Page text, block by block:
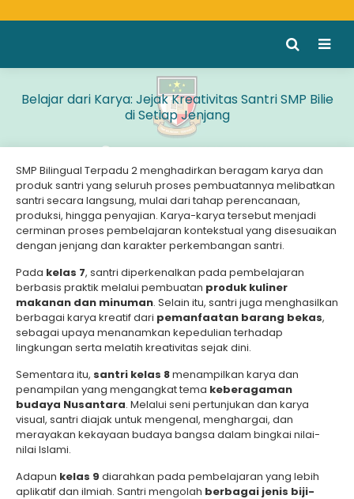
Belajar dari Karya: Jejak Kreativitas Santri SMP Bilie
di Setiap Jenjang
SMP Bilingual Terpadu 2 menghadirkan beragam karya dan
produk santri yang seluruh proses pembuatannya melibatkan
santri secara langsung, mulai dari tahap perencanaan,
produksi, hingga penyajian. Karya-karya tersebut menjadi
cerminan proses pembelajaran kontekstual yang disesuaikan
dengan jenjang dan karakter perkembangan santri.
Pada kelas 7, santri diperkenalkan pada pembelajaran
berbasis praktik melalui pembuatan produk kuliner
makanan dan minuman. Selain itu, santri juga menghasilkan
berbagai karya kreatif dari pemanfaatan barang bekas,
sebagai upaya menanamkan kepedulian terhadap
lingkungan serta melatih kreativitas sejak dini.
Sementara itu, santri kelas 8menampilkan karya dan
penampilan yang mengangkat tema keberagaman
budaya Nusantara. Melalui seni pertunjukan dan karya
visual, santri diajak untuk mengenal, menghargai, dan
merayakan kekayaan budaya bangsa dalam bingkai nilai-
nilai Islami.
Adapun kelas 9 diarahkan pada pembelajaran yang lebih
aplikatif dan ilmiah. Santri mengolah berbagai jenis biji-